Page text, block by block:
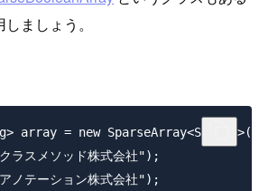
ましょう。
array = new
スメソッド株式会社");
テーション株式会社");